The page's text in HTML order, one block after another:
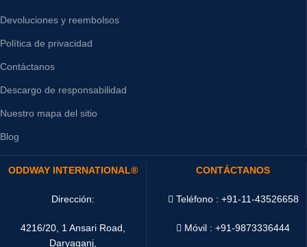
Devoluciones y reembolsos
Política de privacidad
Contáctanos
Descargo de responsabilidad
Nuestro mapa del sitio
Blog
ODDWAY INTERNATIONAL®
Dirección:
4216/20, 1 Ansari Road,
Daryaganj,
CONTÁCTANOS
Teléfono : +91-11-43526658
Móvil : +91-9873336444